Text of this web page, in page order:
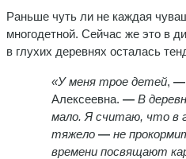
Раньше чуть ли не каждая
многодетной. Сейчас же это в
в глухих деревнях осталась
«У меня трое детей, —
Алексеевна. —В
мало. Я считаю, что в
тяжело —не
времени посвящают